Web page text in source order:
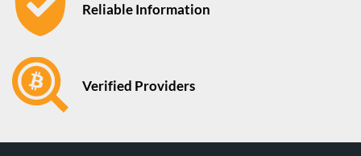
Reliable Information
Verified Providers